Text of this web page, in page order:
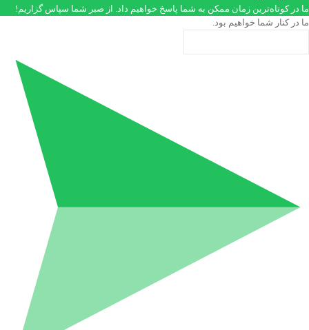
ما در کوتاه‌ترین زمان ممکن به شما پاسخ خواهیم داد. از صبر شما سپاس گزاریم!
ما در کنار شما خواهیم بود.